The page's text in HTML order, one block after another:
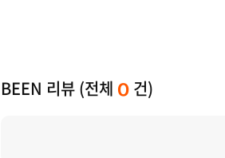
BEEN 리뷰 (전체 0 건)